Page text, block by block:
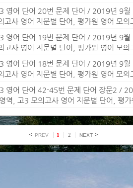
영어 단어 20번 문제 단어 / 2019년 9
고사 영어 지문별 단어, 평가원 영어 모의
영어 단어 19번 문제 단어 / 2019년 9
고사 영어 지문별 단어, 평가원 영어 모의
영어 단어 18번 문제 단어 / 2019년 9
고사 영어 지문별 단어, 평가원 영어 모의
영어 단어 42-45번 문제 단어 장문2 /
역, 고3 모의고사 영어 지문별 단어, 평가
PREV 1 2 NEXT